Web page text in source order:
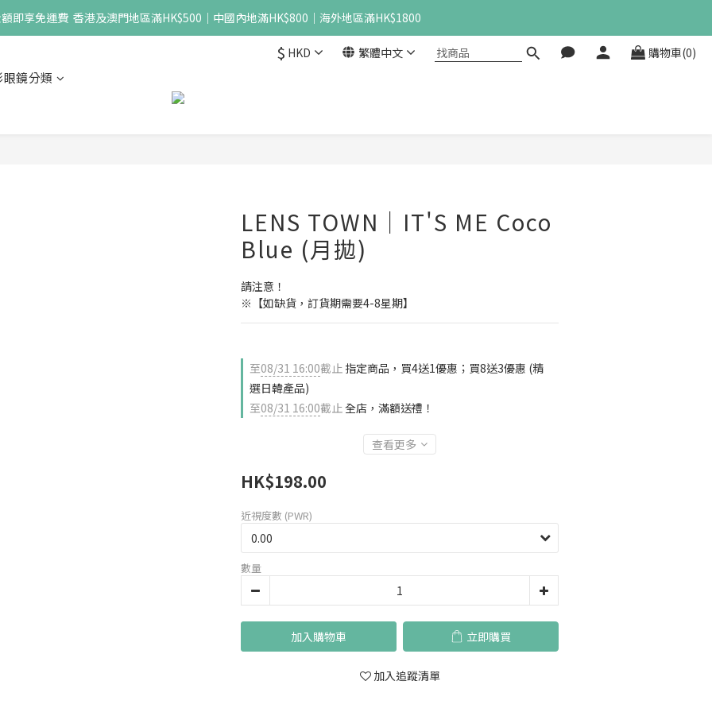
即享免運費  香港及澳門地區滿HK$500｜中國內地滿HK$800｜海外地區滿HK$1800
$ HKD 繁體中文 購物車(0)
眼鏡分類
LENS TOWN｜IT'S ME Coco
Blue (月拋)
請注意！
※【如缺貨，訂貨期需要4-8星期】
至08/31 16:00截止 指定商品，買4送1優惠；買8送3優惠 (精
選日韓產品)
至08/31 16:00截止全店，滿額送禮！
查看更多
HK$198.00
近視度數 (PWR)
數量
加入購物車 立即購買
加入追蹤清單